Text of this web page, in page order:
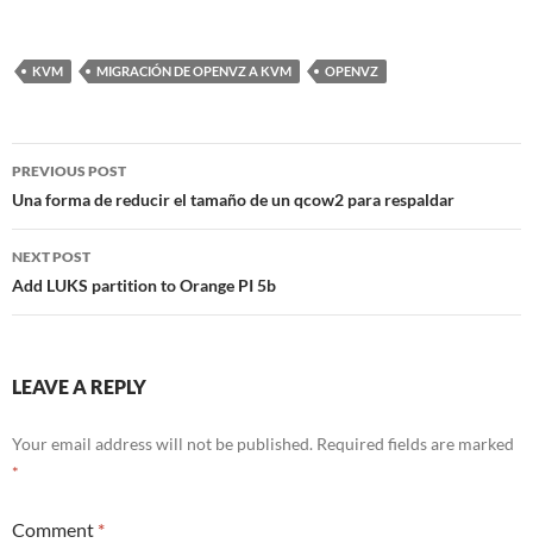
KVM MIGRACIÓN DE OPENVZ A KVM OPENVZ
Post
navigation
PREVIOUS POST
Una forma de reducir el tamaño de un qcow2 para respaldar
NEXT POST
Add LUKS partition to Orange PI 5b
LEAVE A REPLY
Your email address will not be published. Required fields are marked
*
Comment *